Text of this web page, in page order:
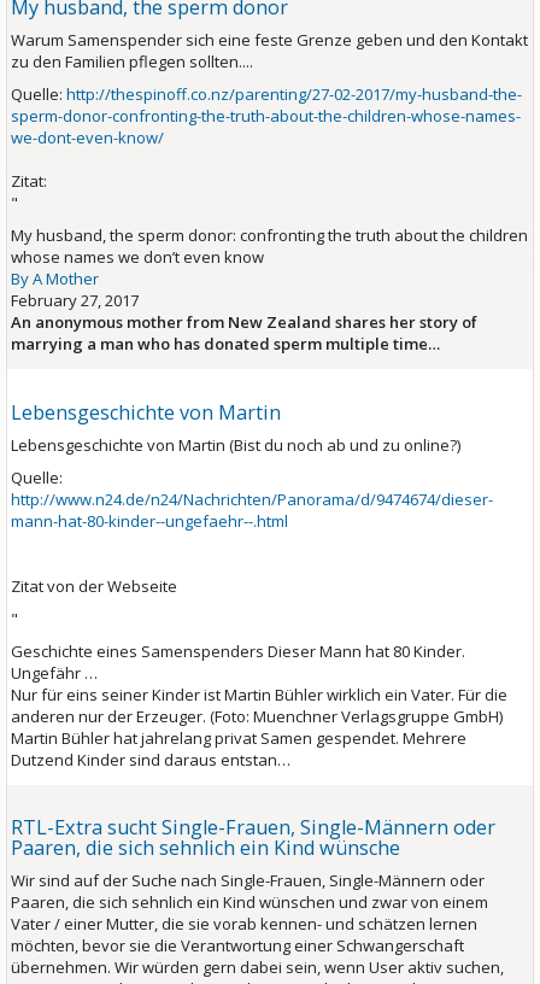
My husband, the sperm donor
Warum Samenspender sich eine feste Grenze geben und den Kontakt
zu den Familien pflegen sollten....
Quelle: http://thespinoff.co.nz/parenting/27-02-2017/my-husband-the-
sperm-donor-confronting-the-truth-about-the-children-whose-names-
we-dont-even-know/
Zitat:
"
My husband, the sperm donor: confronting the truth about the children
whose names we don’t even know
By A Mother
February 27, 2017
An anonymous mother from New Zealand shares her story of
marrying a man who has donated sperm multiple time…
Lebensgeschichte von Martin
Lebensgeschichte von Martin (Bist du noch ab und zu online?)
Quelle:
http://www.n24.de/n24/Nachrichten/Panorama/d/9474674/dieser-
mann-hat-80-kinder--ungefaehr--.html
Zitat von der Webseite
"
Geschichte eines Samenspenders Dieser Mann hat 80 Kinder.
Ungefähr …
Nur für eins seiner Kinder ist Martin Bühler wirklich ein Vater. Für die
anderen nur der Erzeuger. (Foto: Muenchner Verlagsgruppe GmbH)
Martin Bühler hat jahrelang privat Samen gespendet. Mehrere
Dutzend Kinder sind daraus entstan…
RTL-Extra sucht Single-Frauen, Single-Männern oder
Paaren, die sich sehnlich ein Kind wünsche
Wir sind auf der Suche nach Single-Frauen, Single-Männern oder
Paaren, die sich sehnlich ein Kind wünschen und zwar von einem
Vater / einer Mutter, die sie vorab kennen- und schätzen lernen
möchten, bevor sie die Verantwortung einer Schwangerschaft
übernehmen. Wir würden gern dabei sein, wenn User aktiv suchen,